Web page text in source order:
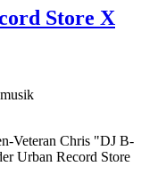
Store X
Veteran Chris "DJ B-
Urban Record Store